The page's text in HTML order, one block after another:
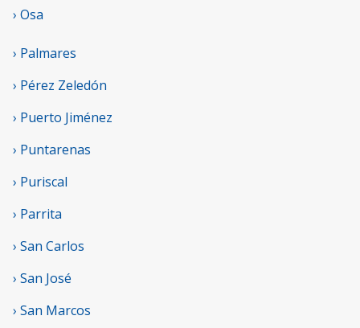
› Osa
› Palmares
› Pérez Zeledón
› Puerto Jiménez
› Puntarenas
› Puriscal
› Parrita
› San Carlos
› San José
› San Marcos